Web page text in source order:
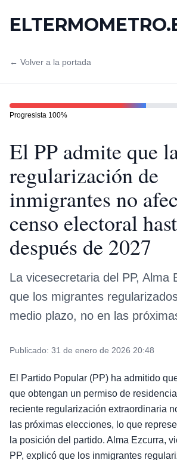
← Volver a la portada
Progresista 100%
El PP admite que
regularización de
inmigrantes no
censo electoral
después de 2027
La vicesecretaria del PP, Alma
que los migrantes
medio plazo, no en las
Publicado: 31 de enero de 2026 20:48
El Partido Popular (PP) ha admitido
que obtengan un permiso de
reciente regularización extraordinaria
las próximas elecciones, lo que
la posición del partido. Alma Ezcurra,
PP, explicó que los inmigrantes